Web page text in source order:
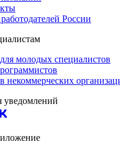
России
молодых специалистов
некоммерческих
уведомлений